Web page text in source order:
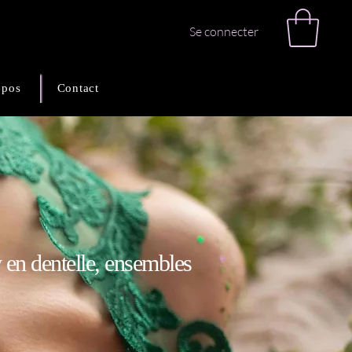
Se connecter
Contact
dentelle, ensembles